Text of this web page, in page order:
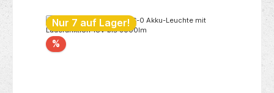
Nur 7 auf Lager!
%